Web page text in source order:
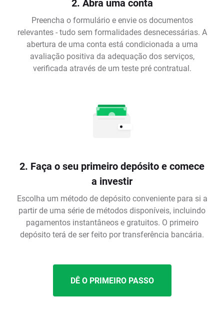
2. Abra uma conta
Preencha o formulário e envie os documentos
relevantes - tudo sem formalidades desnecessárias. A
abertura de uma conta está condicionada a uma
avaliação positiva da adequação dos serviços,
verificada através de um teste pré contratual.
2. Faça o seu primeiro depósito e comece
a investir
Escolha um método de depósito conveniente para si a
partir de uma série de métodos disponíveis, incluindo
pagamentos instantâneos e gratuitos. O primeiro
depósito terá de ser feito por transferência bancária.
DÊ O PRIMEIRO PASSO